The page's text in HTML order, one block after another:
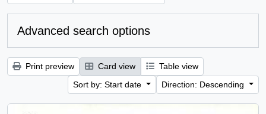
Advanced search options
Print preview Card view
Table view
Sort by: Start date
Direction: Descending